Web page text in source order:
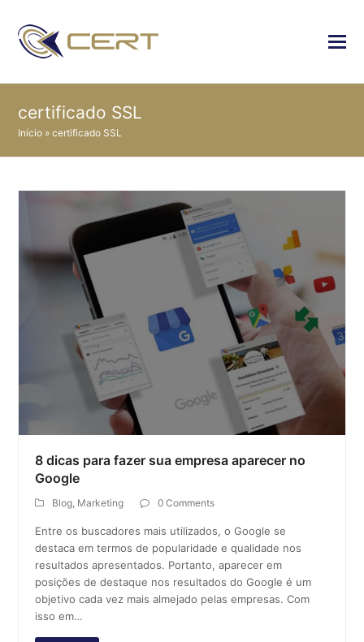
certificado SSL
Início »certificado SSL
8 dicas para fazer sua empresa aparecer no
Google
Blog Marketing 0 Comments
Entre os buscadores mais utilizados, o Google se
destaca em termos de popularidade e qualidade nos
resultados apresentados. Portanto, aparecer em
posições de destaque nos resultados do Google é um
objetivo cada vez mais almejado pelas empresas. Com
isso em…